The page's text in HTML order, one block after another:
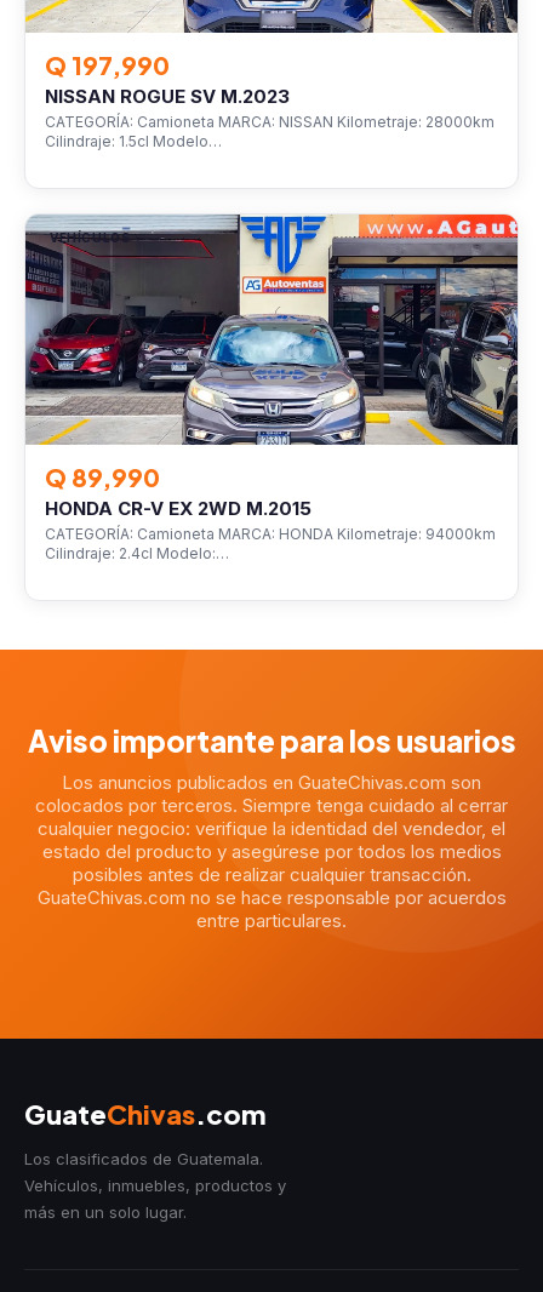
Q 197,990
NISSAN ROGUE SV M.2023
CATEGORÍA: Camioneta MARCA: NISSAN Kilometraje: 28000km
Cilindraje: 1.5cl Modelo…
VEHÍCULOS
Q 89,990
HONDA CR-V EX 2WD M.2015
CATEGORÍA: Camioneta MARCA: HONDA Kilometraje: 94000km
Cilindraje: 2.4cl Modelo:…
Aviso importante para los usuarios
Los anuncios publicados en GuateChivas.com son
colocados por terceros. Siempre tenga cuidado al cerrar
cualquier negocio: verifique la identidad del vendedor, el
estado del producto y asegúrese por todos los medios
posibles antes de realizar cualquier transacción.
GuateChivas.com no se hace responsable por acuerdos
entre particulares.
GuateChivas.com
Los clasificados de Guatemala.
Vehículos, inmuebles, productos y
más en un solo lugar.